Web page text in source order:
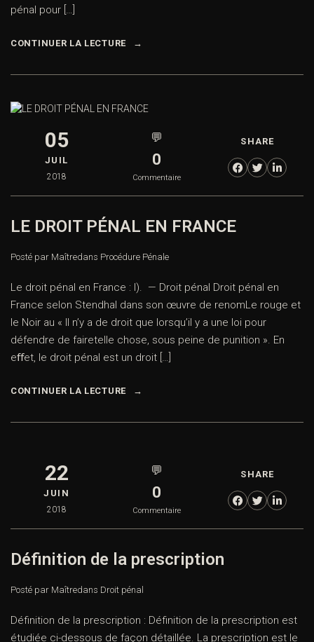
pénal pour […]
CONTINUER LA LECTURE
05
JUIL
2018
💬
0
Commentaire
SHARE
LE DROIT PÉNAL EN FRANCE
Posté par Maîtredans Procédure Pénale
Le droit pénal en France : I). — Droit pénal Droit pénal en
France selon Stendhal dans son œuvre de renomLe rouge et
le Noir au « Il n’y a de droit que lorsqu’il y a une loi pour
défendre de fairetelle chose, sous peine de punition ». En
eﬀet, le droit pénal est un droit […]
CONTINUER LA LECTURE
22
JUIN
2018
💬
0
Commentaire
SHARE
Définition de la prescription
Posté par Maîtredans Droit pénal
Définition de la prescription : Définition de la prescription est
étudiée ci-dessous de façon détaillée. La prescription est le